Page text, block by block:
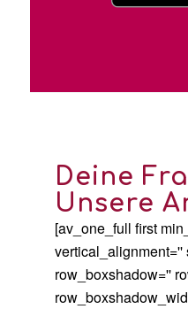
Deine
Unsere
[av_one_full first
vertical_alignment=''
row_boxshadow=''